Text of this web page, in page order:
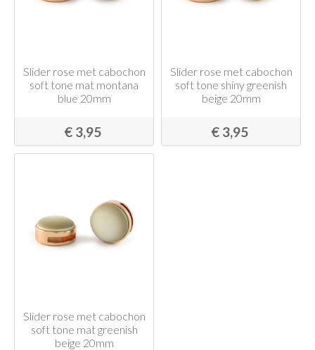
Slider rose met cabochon
soft tone mat montana
blue 20mm
€ 3,95
Slider rose met cabochon
soft tone shiny greenish
beige 20mm
€ 3,95
Slider rose met cabochon
soft tone mat greenish
beige 20mm